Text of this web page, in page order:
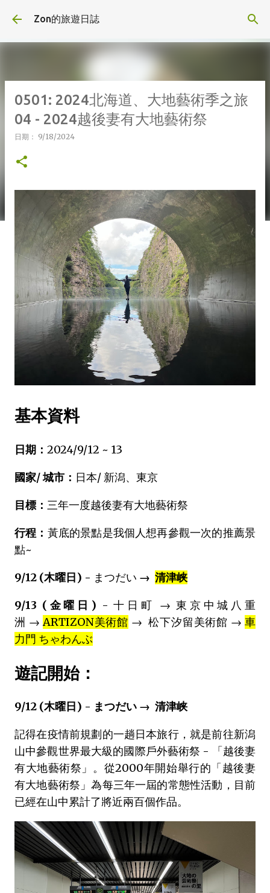
Zon的旅遊日誌
0501: 2024北海道、大地藝術季之旅
04 - 2024越後妻有大地藝術祭
日期： 9/18/2024
基本資料
日期： 2024/9/12 ~ 13
國家/ 城市： 日本/ 新潟、東京
目標： 三年一度越後妻有大地藝術祭
行程： 黃底的景點是我個人想再參觀一次的推薦景
點~
9/12 (木曜日) - まつだい → 清津峡
9/13 (金曜日) - 十日町 → 東京中城八重
洲 → ARTIZON美術館 → 松下汐留美術館 →車
力門 ちゃわんぶ
遊記開始：
9/12 (木曜日) - まつだい → 清津峡
記得在疫情前規劃的一趟日本旅行，就是前往新潟
山中參觀世界最大級的國際戶外藝術祭 - 「越後妻
有大地藝術祭」。從2000年開始舉行的「越後妻
有大地藝術祭」為每三年一屆的常態性活動，目前
已經在山中累計了將近兩百個作品。